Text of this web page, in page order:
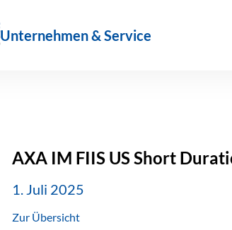
Unternehmen & Service
AXA IM FIIS US Short
1. Juli 2025
Zur Übersicht